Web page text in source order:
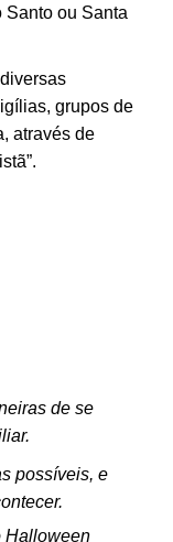
Santo ou Santa
grupos de
através de
de se
possíveis, e
Halloween